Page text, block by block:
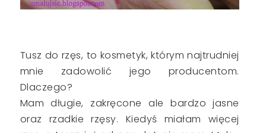
Tusz do rzęs, to kosmetyk, którym najtrudniej
mnie zadowolić jego producentom.
Dlaczego?
Mam długie, zakręcone ale bardzo jasne
oraz rzadkie rzęsy. Kiedyś miałam więcej